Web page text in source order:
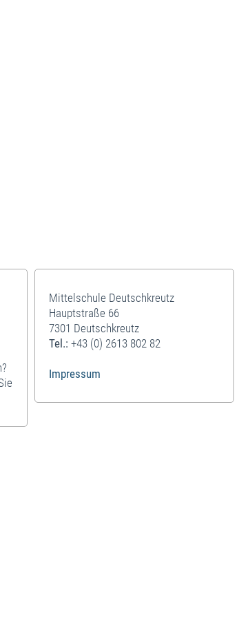
Mittelschule Deutschkreutz
Hauptstraße 66
7301 Deutschkreutz
Tel.: +43 (0) 2613 802 82
Impressum